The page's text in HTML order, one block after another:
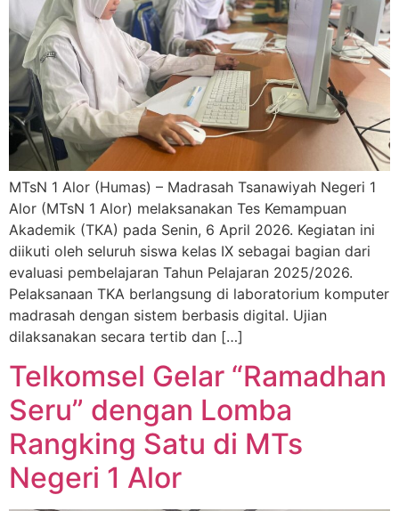
MTsN 1 Alor (Humas) – Madrasah Tsanawiyah Negeri 1
Alor (MTsN 1 Alor) melaksanakan Tes Kemampuan
Akademik (TKA) pada Senin, 6 April 2026. Kegiatan ini
diikuti oleh seluruh siswa kelas IX sebagai bagian dari
evaluasi pembelajaran Tahun Pelajaran 2025/2026.
Pelaksanaan TKA berlangsung di laboratorium komputer
madrasah dengan sistem berbasis digital. Ujian
dilaksanakan secara tertib dan […]
Telkomsel Gelar “Ramadhan
Seru” dengan Lomba
Rangking Satu di MTs
Negeri 1 Alor